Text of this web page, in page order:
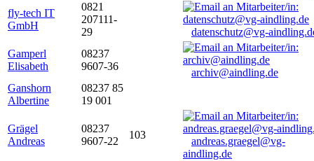
fly-tech IT
GmbH
0821
207111-
29
datenschutz@vg-
Gamperl
Elisabeth
08237
9607-36
archiv@aindling.de
Ganshorn
Albertine
08237 85
19 001
Grägel
Andreas
08237
9607-22
103
andreas.graegel@vg-
aindling.de